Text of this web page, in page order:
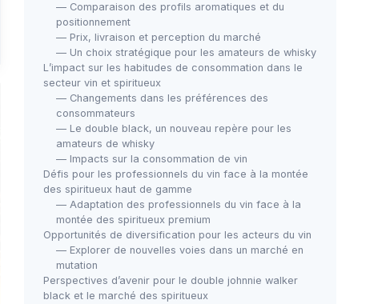
— Comparaison des profils aromatiques et du
positionnement
— Prix, livraison et perception du marché
— Un choix stratégique pour les amateurs de whisky
L’impact sur les habitudes de consommation dans le
secteur vin et spiritueux
— Changements dans les préférences des
consommateurs
— Le double black, un nouveau repère pour les
amateurs de whisky
— Impacts sur la consommation de vin
Défis pour les professionnels du vin face à la montée
des spiritueux haut de gamme
— Adaptation des professionnels du vin face à la
montée des spiritueux premium
Opportunités de diversification pour les acteurs du vin
— Explorer de nouvelles voies dans un marché en
mutation
Perspectives d’avenir pour le double johnnie walker
black et le marché des spiritueux